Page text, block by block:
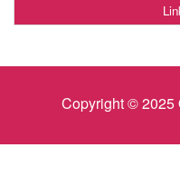
Copyright © 2025